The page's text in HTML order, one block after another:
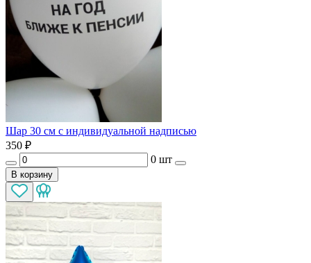
Шар 30 см с индивидуальной надписью
350 ₽
0 шт
В корзину